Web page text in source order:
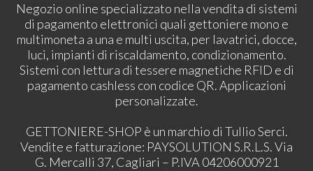
Negozio online specializzato nella vendita di sistemi
di pagamento elettronici quali gettoniere mono e
multimoneta a una e multi uscita, per lavatrici, docce,
luci, impianti di riscaldamento, condizionamento.
Sistemi con lettura di tessere magnetiche RFID e di
pagamento cashless con codice QR. Applicazioni
personalizzate.
GETTONIERE-SHOP è un marchio di Tullio Serci.
Vendite e fatturazione: PAYSOLUTION S.R.L.S. Via
G. Mercalli 37, Cagliari – P.IVA 04206000921